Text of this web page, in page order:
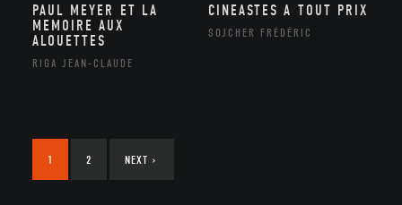
PAUL MEYER ET LA
MEMOIRE AUX
ALOUETTES
RIGA JEAN-CLAUDE
CINEASTES A TOUT PRIX
SOJCHER FRÉDÉRIC
1 2 NEXT ›